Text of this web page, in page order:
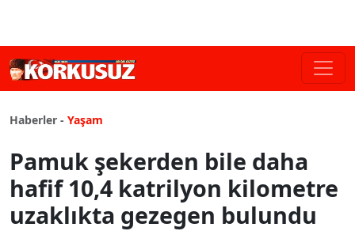
Haberler - Yaşam
Pamuk şekerden bile daha
hafif 10,4 katrilyon kilometre
uzaklıkta gezegen bulundu